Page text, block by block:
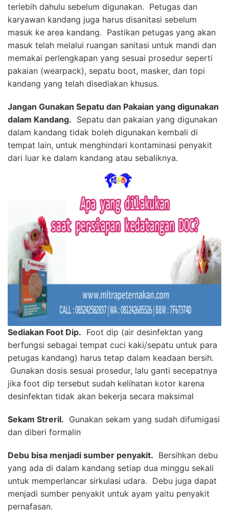
terlebih dahulu sebelum digunakan. Petugas dan
karyawan kandang juga harus disanitasi sebelum
masuk ke area kandang. Pastikan petugas yang akan
masuk telah melalui ruangan sanitasi untuk mandi dan
memakai perlengkapan yang sesuai prosedur seperti
pakaian (wearpack), sepatu boot, masker, dan topi
kandang yang telah disediakan khusus.
Jangan Gunakan Sepatu dan Pakaian yang digunakan
dalam Kandang. Sepatu dan pakaian yang digunakan
dalam kandang tidak boleh digunakan kembali di
tempat lain, untuk menghindari kontaminasi penyakit
dari luar ke dalam kandang atau sebaliknya.
Sediakan Foot Dip. Foot dip (air desinfektan yang
berfungsi sebagai tempat cuci kaki/sepatu untuk para
petugas kandang) harus tetap dalam keadaan bersih.
Gunakan dosis sesuai prosedur, lalu ganti secepatnya
jika foot dip tersebut sudah kelihatan kotor karena
desinfektan tidak akan bekerja secara maksimal
Sekam Streril. Gunakan sekam yang sudah difumigasi
dan diberi formalin
Debu bisa menjadi sumber penyakit. Bersihkan debu
yang ada di dalam kandang setiap dua minggu sekali
untuk memperlancar sirkulasi udara. Debu juga dapat
menjadi sumber penyakit untuk ayam yaitu penyakit
pernafasan.